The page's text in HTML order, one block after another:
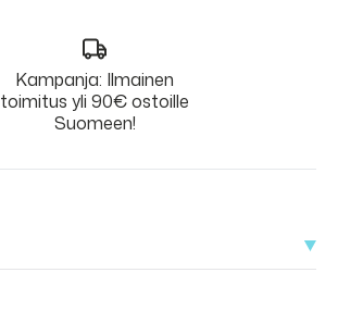
Kampanja: Ilmainen
toimitus yli 90€ ostoille
Suomeen!